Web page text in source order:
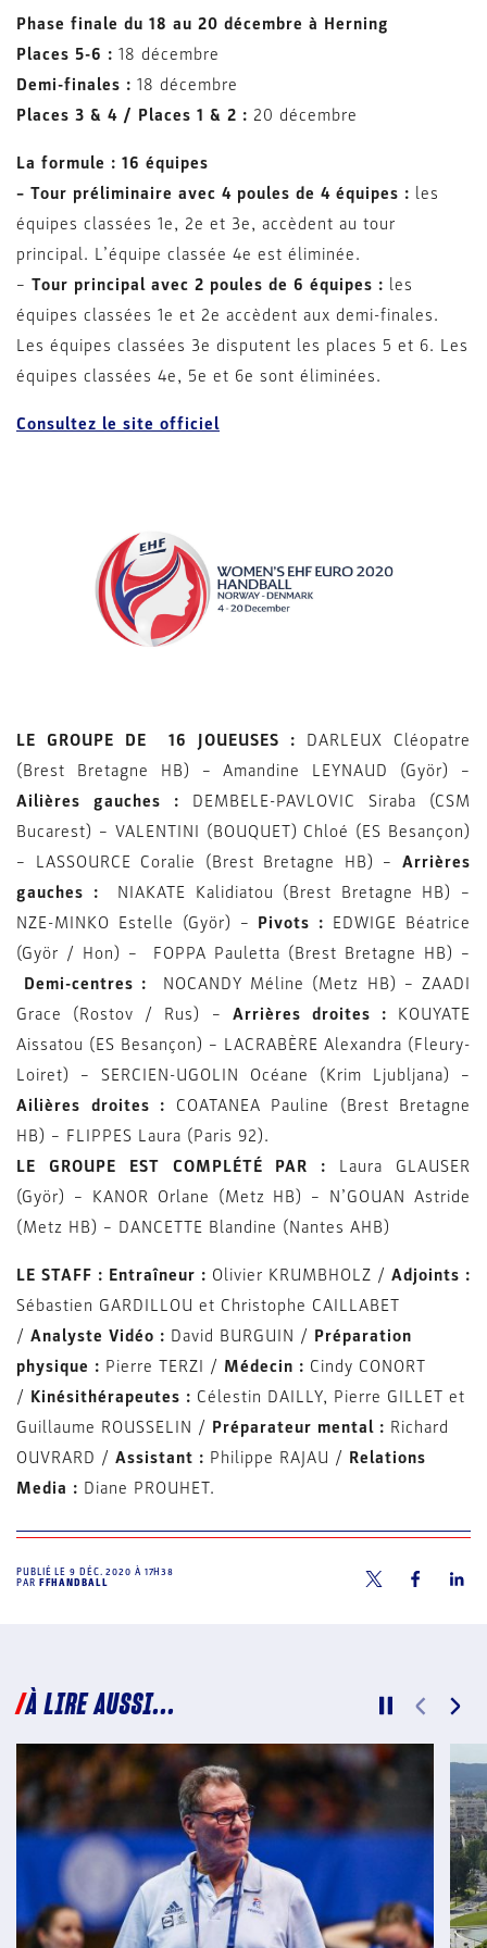
Phase finale du 18 au 20 décembre à Herning
Places 5-6 : 18 décembre
Demi-finales : 18 décembre
Places 3 & 4 / Places 1 & 2 : 20 décembre
La formule : 16 équipes
– Tour préliminaire avec 4 poules de 4 équipes : les
équipes classées 1e, 2e et 3e, accèdent au tour
principal. L’équipe classée 4e est éliminée.
– Tour principal avec 2 poules de 6 équipes : les
équipes classées 1e et 2e accèdent aux demi-finales.
Les équipes classées 3e disputent les places 5 et 6. Les
équipes classées 4e, 5e et 6e sont éliminées.
Consultez le site officiel
LE GROUPE DE 16 JOUEUSES : DARLEUX Cléopatre
(Brest Bretagne HB) – Amandine LEYNAUD (Györ) –
Ailières gauches : DEMBELE-PAVLOVIC Siraba (CSM
Bucarest) – VALENTINI (BOUQUET) Chloé (ES Besançon)
– LASSOURCE Coralie (Brest Bretagne HB) – Arrières
gauches : NIAKATE Kalidiatou (Brest Bretagne HB) –
NZE-MINKO Estelle (Györ) – Pivots : EDWIGE Béatrice
(Györ / Hon) – FOPPA Pauletta (Brest Bretagne HB) –
Demi-centres : NOCANDY Méline (Metz HB) – ZAADI
Grace (Rostov / Rus) – Arrières droites : KOUYATE
Aissatou (ES Besançon) – LACRABÈRE Alexandra (Fleury-
Loiret) – SERCIEN-UGOLIN Océane (Krim Ljubljana) –
Ailières droites : COATANEA Pauline (Brest Bretagne
HB) – FLIPPES Laura (Paris 92).
LE GROUPE EST COMPLÉTÉ PAR : Laura GLAUSER
(Györ) – KANOR Orlane (Metz HB) – N’GOUAN Astride
(Metz HB) – DANCETTE Blandine (Nantes AHB)
LE STAFF : Entraîneur : Olivier KRUMBHOLZ / Adjoints :
Sébastien GARDILLOU et Christophe CAILLABET
/ Analyste Vidéo : David BURGUIN / Préparation
physique : Pierre TERZI / Médecin : Cindy CONORT
/ Kinésithérapeutes : Célestin DAILLY, Pierre GILLET et
Guillaume ROUSSELIN / Préparateur mental : Richard
OUVRARD / Assistant : Philippe RAJAU / Relations
Media : Diane PROUHET.
PUBLIÉ LE9 DÉC. 2020 À 17H38
PAR FFHANDBALL
À LIRE AUSSI...